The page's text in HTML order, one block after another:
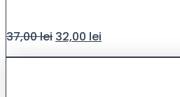
37,00lei 32,00 lei